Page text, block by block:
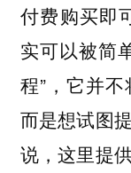
付费购买即
实可以被简
程”，它并
而是想试图
说，这里提